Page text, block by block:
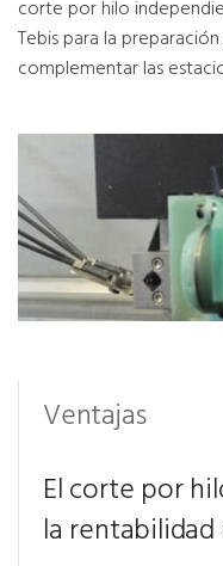
corte por hilo
Tebis para la
complementar las
Ventajas
El corte por
la